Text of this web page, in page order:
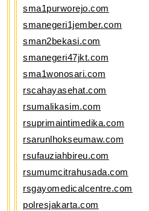
sma1purworejo.com
smanegeri1jember.com
sman2bekasi.com
smanegeri47jkt.com
sma1wonosari.com
rscahayasehat.com
rsumalikasim.com
rsuprimaintimedika.com
rsarunlhokseumaw.com
rsufauziahbireu.com
rsumumcitrahusada.com
rsgayomedicalcentre.com
polresjakarta.com